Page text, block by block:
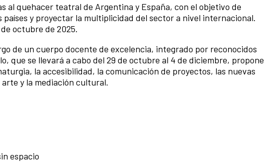
al quehacer teatral de Argentina y España, con el objetivo de
y proyectar la multiplicidad del sector a nivel internacional.
octubre de 2025.
de un cuerpo docente de excelencia, integrado por reconocidos
que se llevará a cabo del 29 de octubre al 4 de diciembre, propone
la accesibilidad, la comunicación de proyectos, las nuevas
y la mediación cultural.
espacio